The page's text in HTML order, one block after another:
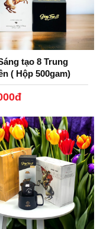
tạo 8 Trung
( Hộp 500gam)